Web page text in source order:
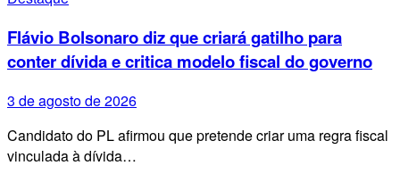
Flávio Bolsonaro diz que criará gatilho para
conter dívida e critica modelo fiscal do governo
3 de agosto de 2026
Candidato do PL afirmou que pretende criar uma regra fiscal
vinculada à dívida…